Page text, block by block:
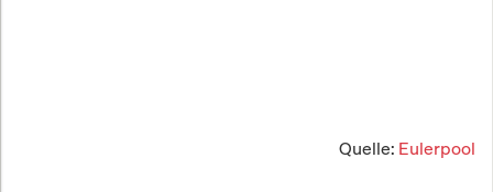
Quelle: Eulerpool